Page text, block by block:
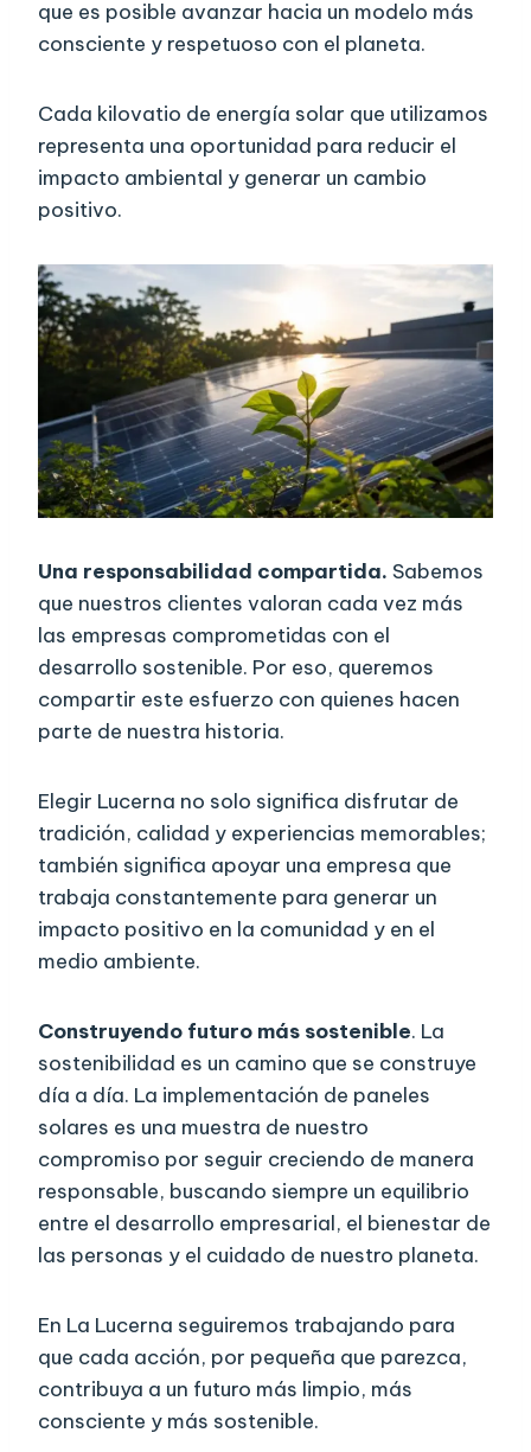
que es posible avanzar hacia un modelo más
consciente y respetuoso con el planeta.
Cada kilovatio de energía solar que utilizamos
representa una oportunidad para reducir el
impacto ambiental y generar un cambio
positivo.
Una responsabilidad compartida. Sabemos
que nuestros clientes valoran cada vez más
las empresas comprometidas con el
desarrollo sostenible. Por eso, queremos
compartir este esfuerzo con quienes hacen
parte de nuestra historia.
Elegir Lucerna no solo significa disfrutar de
tradición, calidad y experiencias memorables;
también significa apoyar una empresa que
trabaja constantemente para generar un
impacto positivo en la comunidad y en el
medio ambiente.
Construyendo futuro más sostenible. La
sostenibilidad es un camino que se construye
día a día. La implementación de paneles
solares es una muestra de nuestro
compromiso por seguir creciendo de manera
responsable, buscando siempre un equilibrio
entre el desarrollo empresarial, el bienestar de
las personas y el cuidado de nuestro planeta.
En La Lucerna seguiremos trabajando para
que cada acción, por pequeña que parezca,
contribuya a un futuro más limpio, más
consciente y más sostenible.